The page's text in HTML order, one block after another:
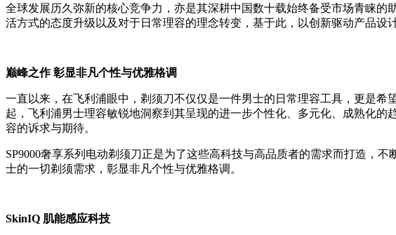
全球发展历久弥新的核心竞争力，亦是其深耕中国数十载始终备受市场青睐
活方式的态度升级以及对于日常理容的理念转变，基于此，以创新驱动产品设
巅峰之作 彰显非凡个性与优雅格调
一直以来，在飞利浦眼中，剃须刀不仅仅是一件男士的日常理容工具，更是
起，飞利浦男士理容敏锐地洞察到其呈现的进一步个性化、多元化、成熟化
容的诉求与期待。
SP9000奢享系列电动剃须刀正是为了这些高科技与高品质者的需求而打造，
士的一切剃须需求，彰显非凡个性与优雅格调。
SkinIQ 肌能感应科技